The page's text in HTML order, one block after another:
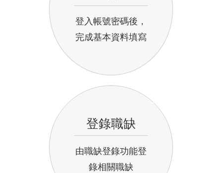
登入帳號密碼後，
完成基本資料填寫
3
登錄職缺
由職缺登錄功能登
錄相關職缺